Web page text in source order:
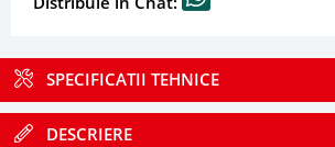
SPECIFICATII TEHNICE
DESCRIERE